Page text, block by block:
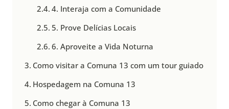
4. Interaja com a Comunidade
5. Prove Delícias Locais
6. Aproveite a Vida Noturna
Como visitar a Comuna 13 com um tour guiado
Hospedagem na Comuna 13
Como chegar à Comuna 13